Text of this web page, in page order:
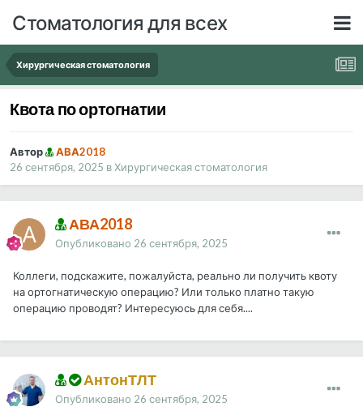
Стоматология для всех
Хирургическая стоматология
Квота по ортогнатии
Автор
АВА2018
26 сентября, 2025 вХирургическая стоматология
АВА2018
Опубликовано 26 сентября, 2025
Коллеги, подскажите, пожалуйста, реально ли получить квоту
на ортогнатическую операцию? Или только платно такую
операцию проводят? Интересуюсь для себя....
АнтонТЛТ
Опубликовано 26 сентября, 2025